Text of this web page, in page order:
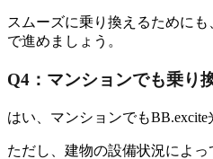
スムーズに乗り換えるために
で進めましょう。
Q4：マンションでも乗り
はい、マンションでもBB.excite
ただし、建物の設備状況によ